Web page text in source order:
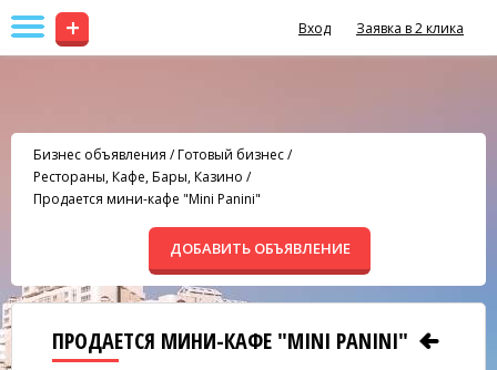
+ Вход Заявка в 2 клика
Бизнес объявления /Готовый бизнес/
Рестораны, Кафе, Бары, Казино /
Продается мини-кафе "Mini Panini"
ДОБАВИТЬ ОБЪЯВЛЕНИЕ
ПРОДАЕТСЯ МИНИ-КАФЕ "MINI PANINI"